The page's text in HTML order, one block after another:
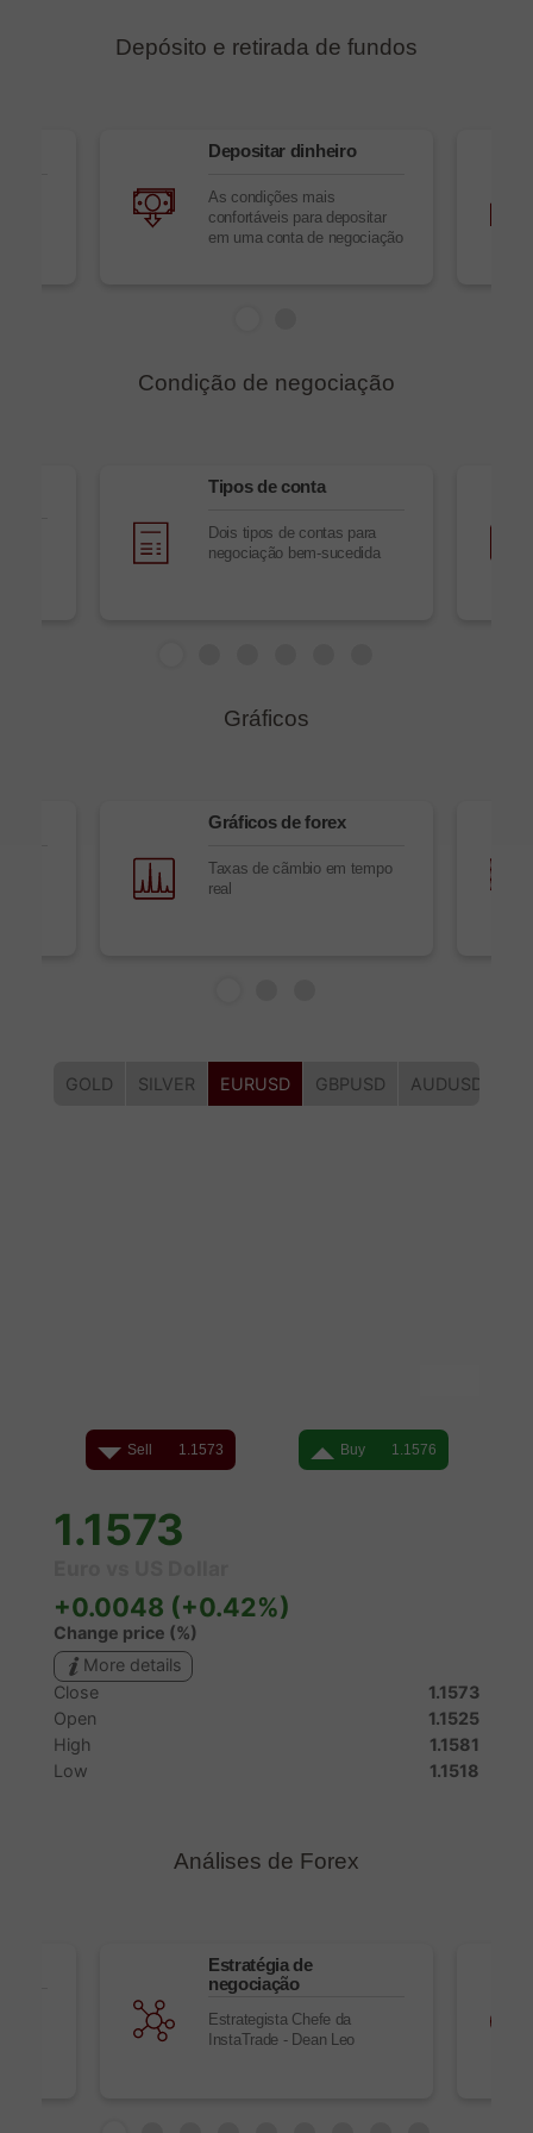
Depósito e retirada de fundos
Depositar dinheiro
As condições mais
confortáveis para depositar
em uma conta de negociação
Condição de negociação
Tipos de conta
Dois tipos de contas para
negociação bem-sucedida
Gráficos
Gráficos de forex
Taxas de cãmbio em tempo
real
Análises de Forex
Estratégia de
negociação
Estrategista Chefe da
InstaTrade - Dean Leo